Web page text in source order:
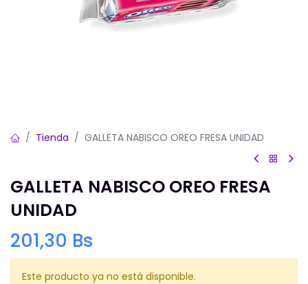
Tienda GALLETA NABISCO OREO FRESA UNIDAD
GALLETA NABISCO OREO FRESA
UNIDAD
201,30 Bs
Este producto ya no está disponible.